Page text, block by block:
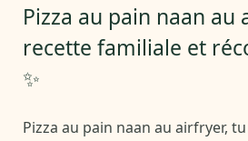
Pizza au pain naan au
recette familiale et
✨
Pizza au pain naan au airfryer,